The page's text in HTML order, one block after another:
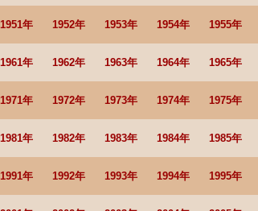
1951年 1952年 1953年 1954年 1955年
1961年 1962年 1963年 1964年 1965年
1971年 1972年 1973年 1974年 1975年
1981年 1982年 1983年 1984年 1985年
1991年 1992年 1993年 1994年 1995年